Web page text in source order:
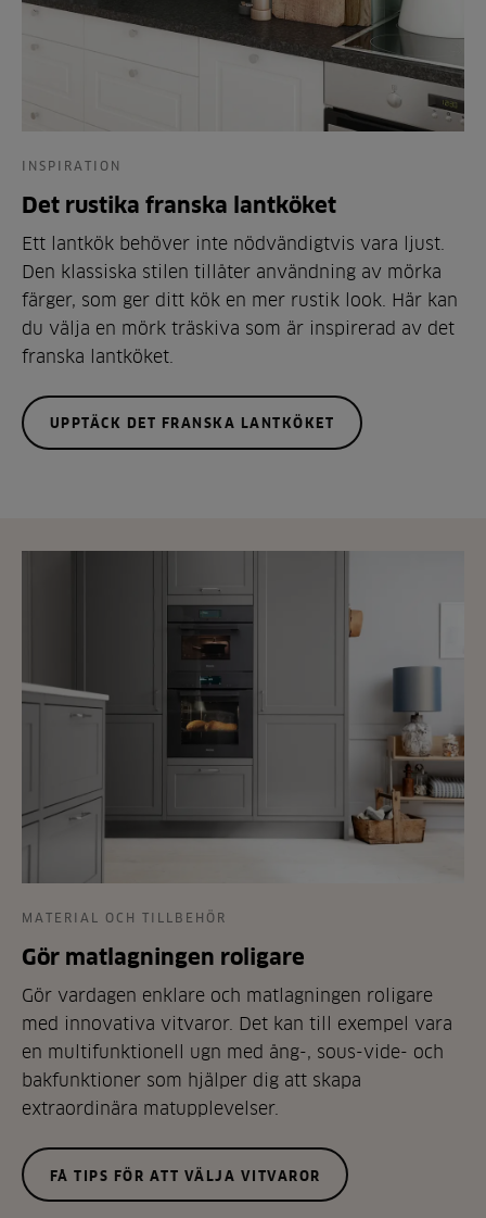
INSPIRATION
Det rustika franska lantköket
Ett lantkök behöver inte nödvändigtvis vara ljust.
Den klassiska stilen tillåter användning av mörka
färger, som ger ditt kök en mer rustik look. Här kan
du välja en mörk träskiva som är inspirerad av det
franska lantköket.
UPPTÄCK DET FRANSKA LANTKÖKET
MATERIAL OCH TILLBEHÖR
Gör matlagningen roligare
Gör vardagen enklare och matlagningen roligare
med innovativa vitvaror. Det kan till exempel vara
en multifunktionell ugn med ång-, sous-vide- och
bakfunktioner som hjälper dig att skapa
extraordinära matupplevelser.
FÅ TIPS FÖR ATT VÄLJA VITVAROR